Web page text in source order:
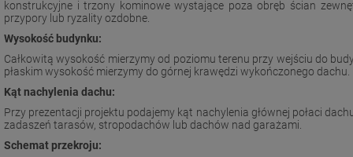
konstrukcyjne i trzony kominowe wystające poza obręb ścian
przypory lub ryzality ozdobne.
Wysokość budynku:
Całkowitą wysokość mierzymy od poziomu terenu przy wejściu do
płaskim wysokość mierzymy do górnej krawędzi wykończonego dachu.
Kąt nachylenia dachu:
Przy prezentacji projektu podajemy kąt nachylenia głównej połaci
zadaszeń tarasów, stropodachów lub dachów nad garażami.
Schemat przekroju: